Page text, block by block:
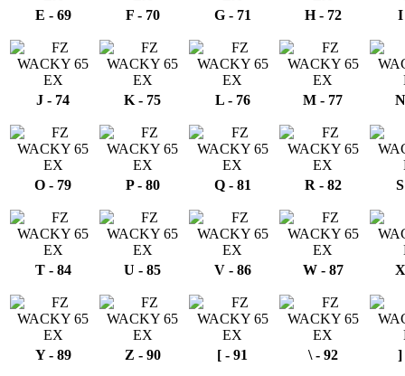
E - 69 F - 70 G - 71 H - 72 I
J - 74 K - 75 L - 76 M - 77
O - 79 P - 80 Q - 81 R - 82
T - 84 U - 85 V - 86 W - 87
Y - 89 Z - 90 [ - 91 \ - 92 ]